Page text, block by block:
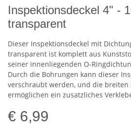
Inspektionsdeckel 4" -
transparent
Dieser Inspektionsdeckel mit
transparent ist komplett aus
seiner innenliegenden O-
Durch die Bohrungen kann dieser
verschraubt werden, und die breiten
ermöglichen ein zusatzliches
€ 6,99